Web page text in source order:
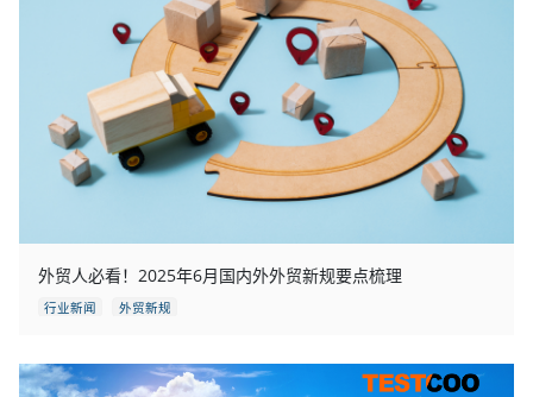
外贸人必看！2025年6月国内外外贸新规要点梳理
行业新闻 外贸新规